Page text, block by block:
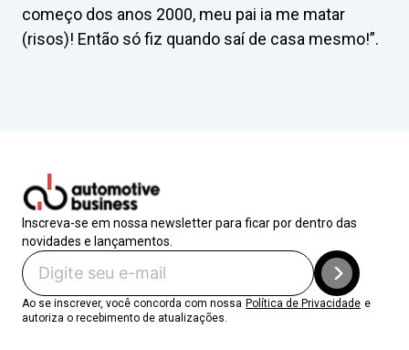
começo dos anos 2000, meu pai ia me matar
(risos)! Então só fiz quando saí de casa mesmo!”.
Inscreva-se em nossa newsletter para ficar por dentro das
novidades e lançamentos.
Ao se inscrever, você concorda com nossa Política de Privacidade e
autoriza o recebimento de atualizações.